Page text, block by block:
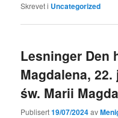
Skrevet i Uncategorized
Lesninger Den
Magdalena,
św. Marii
Publisert19/07/2024av